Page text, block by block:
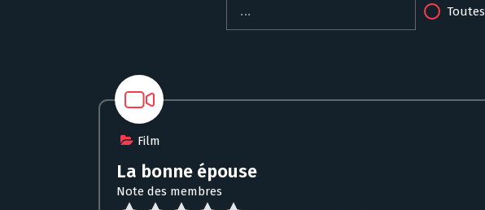
Toutes
Film
La bonne épouse
Note des membres